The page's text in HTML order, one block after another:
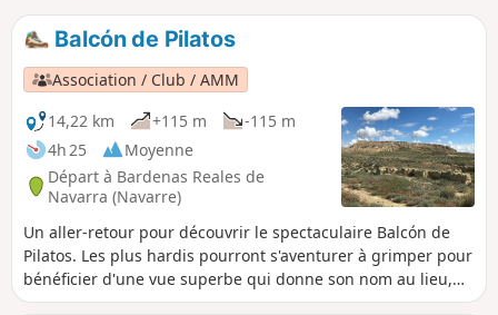
Balcón de Pilatos
Association / Club / AMM
14,22 km
+115 m
-115 m
4h 25
Moyenne
Départ à Bardenas Reales de
Navarra (Navarre)
Un aller-retour pour découvrir le spectaculaire Balcón de
Pilatos. Les plus hardis pourront s'aventurer à grimper pour
bénéficier d'une vue superbe qui donne son nom au lieu,
mais il n'y a pas de chemin tracé et la pente est sévère.